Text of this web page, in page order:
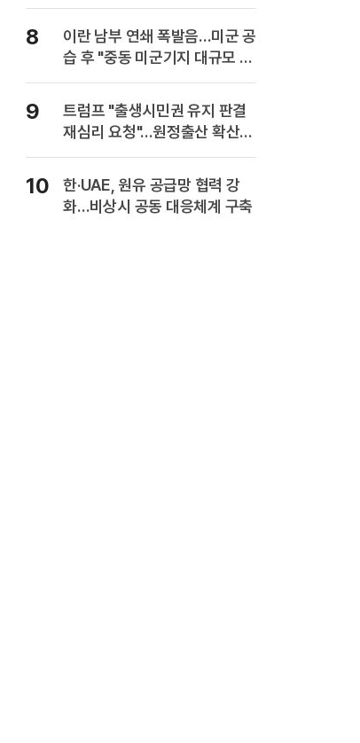
8
이란 남부 연쇄 폭발음…미군 공
습 후 "중동 미군기지 대규모 보
복" 경고
9
트럼프 "출생시민권 유지 판결
재심리 요청"…원정출산 확산
주장
10
한·UAE, 원유 공급망 협력 강
화…비상시 공동 대응체계 구축